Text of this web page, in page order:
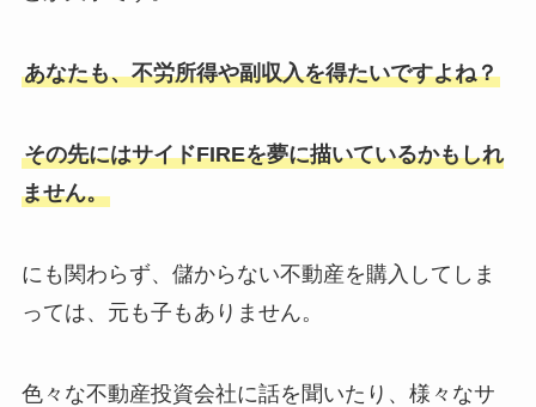
あなたも、不労所得や副収入を得たいですよね？
その先にはサイドFIREを夢に描いているかもしれ
ません。
にも関わらず、儲からない不動産を購入してしま
っては、元も子もありません。
色々な不動産投資会社に話を聞いたり、様々なサ